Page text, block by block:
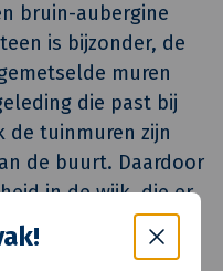
bruin-aubergine
is bijzonder, de
muren
die past bij
de tuinmuren zijn
de buurt. Daardoor
in de wijk, die er
in de